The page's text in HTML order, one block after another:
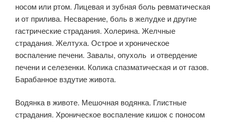
носом или ртом. Лицевая и зубная боль ревматическая
и от прилива. Несварение, боль в желудке и другие
гастрические страдания. Холерина. Желчные
страдания. Желтуха. Острое и хроническое
воспаление печени. Завалы, опухоль и отвердение
печени и селезенки. Колика спазматическая и от газов.
Барабанное вздутие живота.
Водянка в животе. Мешочная водянка. Глистные
страдания. Хроническое воспаление кишок с поносом